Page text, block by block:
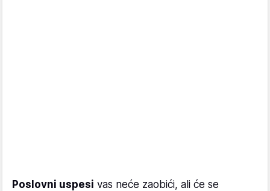
Poslovni uspesi vas neće zaobići, ali će se